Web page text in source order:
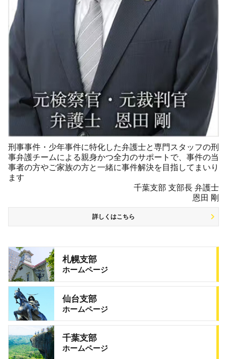
刑事事件・少年事件に特化した弁護士と専門スタッフの刑
事弁護チームによる親身かつ全力のサポートで、事件の当
事者の方やご家族の方と一緒に事件解決を目指してまいり
ます
千葉支部 支部長 弁護士
恩田 剛
詳しくはこちら
札幌支部
ホームページ
仙台支部
ホームページ
千葉支部
ホームページ